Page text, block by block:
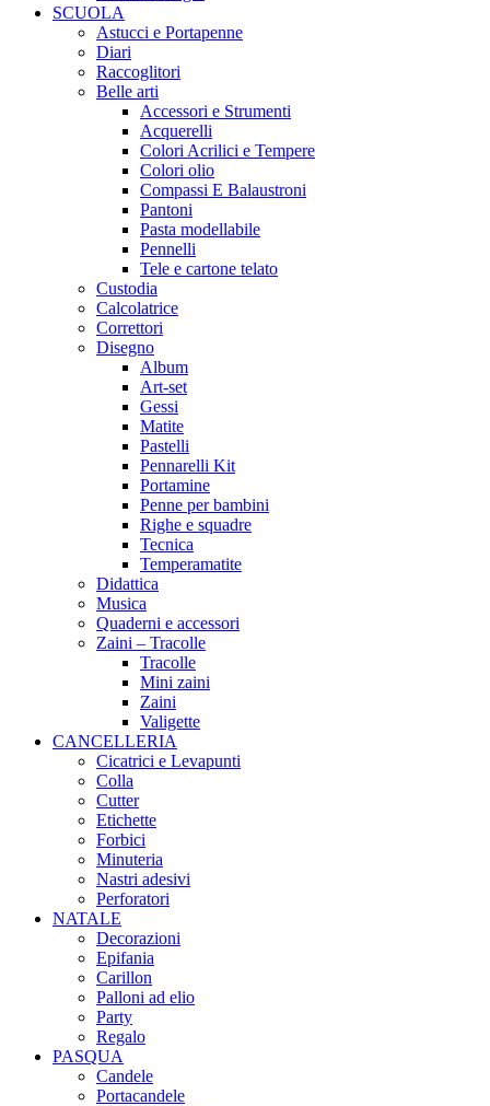
SCUOLA
Astucci e Portapenne
Diari
Raccoglitori
Belle arti
Accessori e Strumenti
Acquerelli
Colori Acrilici e Tempere
Colori olio
Compassi E Balaustroni
Pantoni
Pasta modellabile
Pennelli
Tele e cartone telato
Custodia
Calcolatrice
Correttori
Disegno
Album
Art-set
Gessi
Matite
Pastelli
Pennarelli Kit
Portamine
Penne per bambini
Righe e squadre
Tecnica
Temperamatite
Didattica
Musica
Quaderni e accessori
Zaini – Tracolle
Tracolle
Mini zaini
Zaini
Valigette
CANCELLERIA
Cicatrici e Levapunti
Colla
Cutter
Etichette
Forbici
Minuteria
Nastri adesivi
Perforatori
NATALE
Decorazioni
Epifania
Carillon
Palloni ad elio
Party
Regalo
PASQUA
Candele
Portacandele